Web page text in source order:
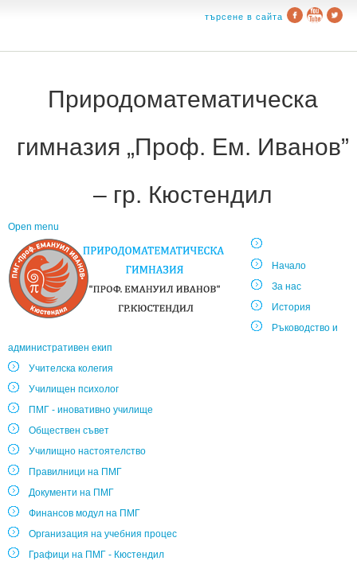
търсене в сайта
Природоматематическа
гимназия „Проф. Ем. Иванов”
– гр. Кюстендил
Open menu
Начало
За нас
История
Ръководство и
административен екип
Учителска колегия
Училищен психолог
ПМГ - иновативно училище
Обществен съвет
Училищно настоятелство
Правилници на ПМГ
Документи на ПМГ
Финансов модул на ПМГ
Организация на учебния процес
Графици на ПМГ - Кюстендил